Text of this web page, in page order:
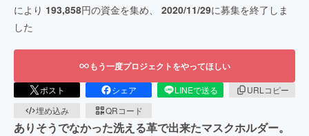
により 193,858円の資金を集め、 2020/11/29に募集を終了しま
した
もう一度プロジェクトをやってほしい
ポスト シェア LINEで送る
URLコピー
埋め込み
QRコード
ありそうでなかった洗える革で出来たマスクホルダー。